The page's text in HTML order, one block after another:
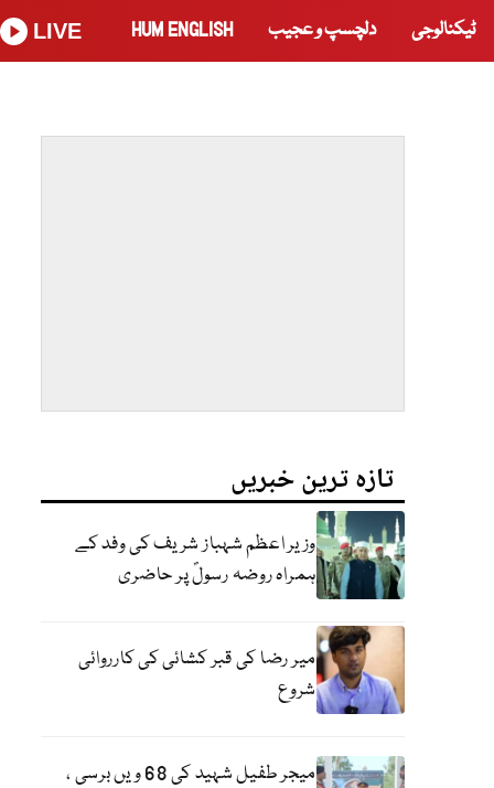
ٹیکنالوجی دلچسپ و عجیب HUM ENGLISH
LIVE
تازہ ترین خبریں
وزیر اعظم شہباز شریف کی وفد کے
ہمراہ روضہ رسولؐ پر حاضری
میر رضا کی قبر کشائی کی کارروائی
شروع
میجر طفیل شہید کی 68 ویں برسی ،